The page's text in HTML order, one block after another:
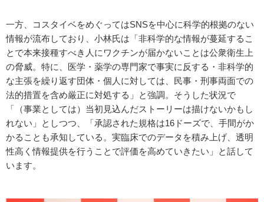
一方、コスタイベをめぐってはSNSを中心に科学的根拠のない
情報が流布しており、小林氏は「非科学的な情報が蔓延するこ
とで本来接種すべき人にワクチンが届かないことは公衆衛生上
の脅威。特に、医学・薬学の専門家で事実に反する・非科学的
な主張を繰り返す団体・個人に対しては、民事・刑事両面での
法的措置を含め厳正に対処する」と強調。そうした状況で
「（事業としては）当初見込んだストーリーは描けないかもし
れない」としつつ、「承認された規格は16ドーズで、手間がか
かることも承知している。実臨床でのデータを積み上げ、透明
性高く情報提供を行うことで評価を高めていきたい」と話して
います。